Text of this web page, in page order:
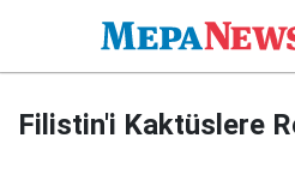
Filistin'i Kaktüslere